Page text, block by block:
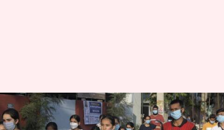
CTET 2021: 17 दिसंबर को होने
वाली परीक्षा स्थगित, जानें वजह